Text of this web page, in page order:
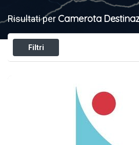
Risultati per Camerota
Filtri